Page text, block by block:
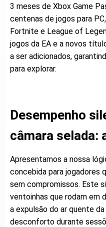
3 meses de Xbox Game
centenas de jogos para
Fortnite e League of
jogos da EA e a novos
a ser adicionados,
para explorar.
Desempenho
câmara selada:
Apresentamos a nossa
concebida para jogadores
sem compromissos. Este
ventoinhas que rodam em
a expulsão do ar quente
desconforto durante